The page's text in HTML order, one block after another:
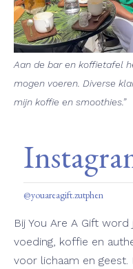
probeert de 33-jarige
manieren uit te dragen:
riem steken en de
Aan de bar en koffietafel
mogen voeren. Diverse
mijn koffie en smoothies.”
@youareagift.zutphen
Bij You Are A Gift
voeding, koffie en
voor lichaam en geest.